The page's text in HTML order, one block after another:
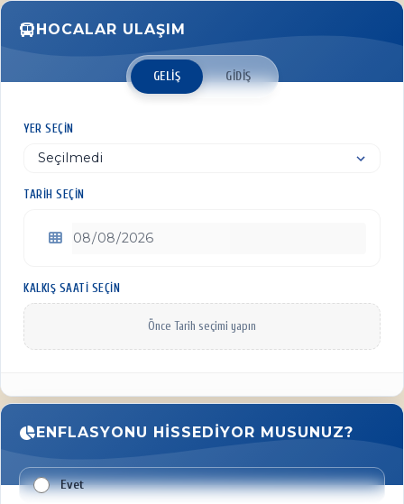
HOCALAR ULAŞIM
GELIŞ GIDIŞ
YER SEÇIN
TARIH SEÇIN
KALKIŞ SAATI SEÇIN
Önce Tarih seçimi yapın
ENFLASYONU HISSEDIYOR MUSUNUZ?
Evet